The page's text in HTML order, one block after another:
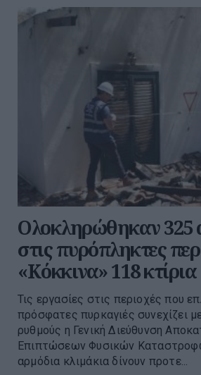
Ολοκληρώθηκαν 325
στις πυρόπληκτες
«Κόκκινα» 118 κτίρια
Τις εργασίες στις περιοχές που
πρόσφατες πυρκαγιές συνεχίζει
ρυθμούς η Γενική Διεύθυνση
Επιπτώσεων Φυσικών
αρμόδια κλιμάκια δίνουν προτε...